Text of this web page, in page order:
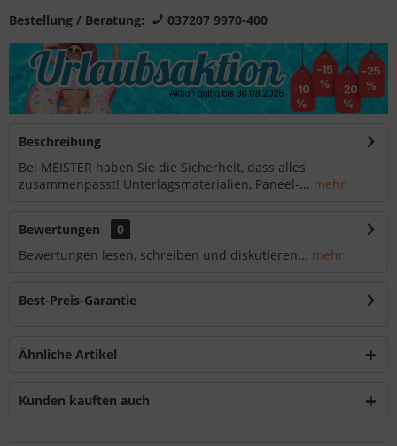
Bestellung / Beratung: 037207 9970-400
Beschreibung
Bei MEISTER haben Sie die Sicherheit, dass alles
zusammenpasst! Unterlagsmaterialien, Paneel-... mehr
Bewertungen
0
Bewertungen lesen, schreiben und diskutieren... mehr
Best-Preis-Garantie
Ähnliche Artikel
Kunden kauften auch